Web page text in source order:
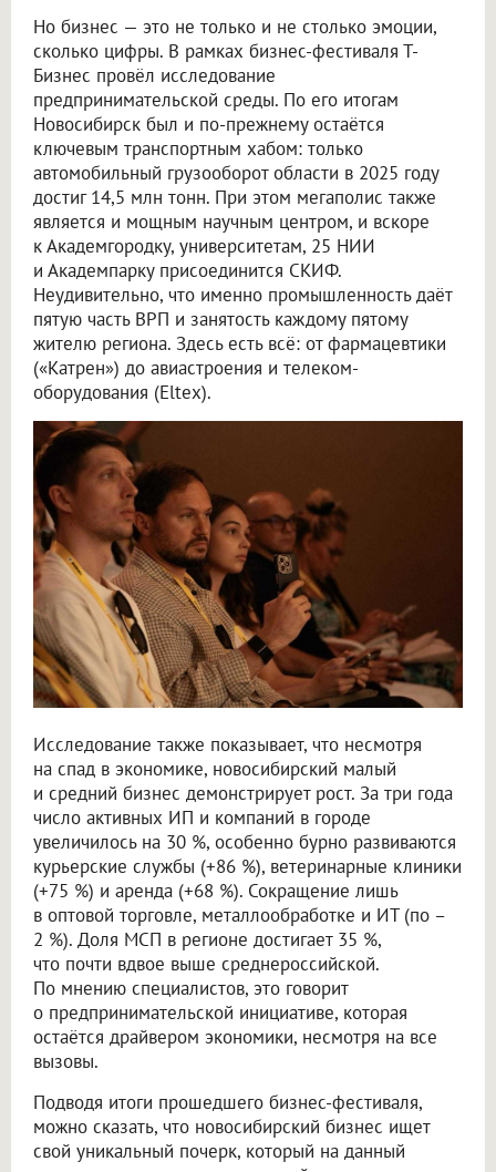
Но бизнес — это не только и не столько эмоции,
сколько цифры. В рамках бизнес-фестиваля Т-
Бизнес провёл исследование
предпринимательской среды. По его итогам
Новосибирск был и по-прежнему остаётся
ключевым транспортным хабом: только
автомобильный грузооборот области в 2025 году
достиг 14,5 млн тонн. При этом мегаполис также
является и мощным научным центром, и вскоре
к Академгородку, университетам, 25 НИИ
и Академпарку присоединится СКИФ.
Неудивительно, что именно промышленность даёт
пятую часть ВРП и занятость каждому пятому
жителю региона. Здесь есть всё: от фармацевтики
(«Катрен») до авиастроения и телеком-
оборудования (Eltex).
Исследование также показывает, что несмотря
на спад в экономике, новосибирский малый
и средний бизнес демонстрирует рост. За три года
число активных ИП и компаний в городе
увеличилось на 30 %, особенно бурно развиваются
курьерские службы (+86 %), ветеринарные клиники
(+75 %) и аренда (+68 %). Сокращение лишь
в оптовой торговле, металлообработке и ИТ (по –
2 %). Доля МСП в регионе достигает 35 %,
что почти вдвое выше среднероссийской.
По мнению специалистов, это говорит
о предпринимательской инициативе, которая
остаётся драйвером экономики, несмотря на все
вызовы.
Подводя итоги прошедшего бизнес-фестиваля,
можно сказать, что новосибирский бизнес ищет
свой уникальный почерк, который на данный